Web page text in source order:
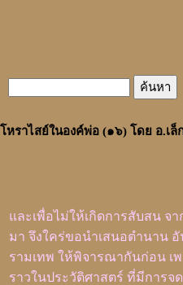
โหราไสย์ในองค์พ่อ (๑๖) โดย อ.เล็
และเพื่อไม่ให้เกิดการสับสน จ
มา จึงใคร่ขอนำเสนอตำนาน
รามเทพ ให้พิจารณากันก่อน เพ
ราวในประวัติศาสตร์ ที่มีการ